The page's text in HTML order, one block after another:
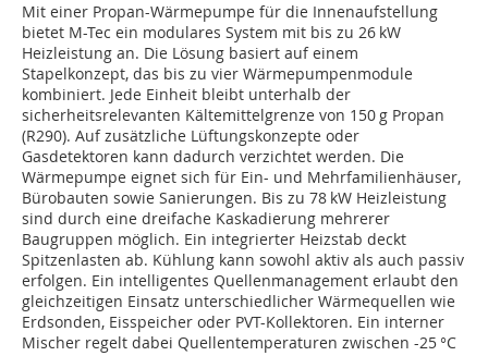
Mit einer Propan-Wärmepumpe für die Innenaufstellung
bietet ­M-Tec ein modulares System mit bis zu 26 kW
Heizleistung an. Die Lösung basiert auf einem
Stapelkonzept, das bis zu vier ­Wärmepumpenmodule
kombiniert. Jede Einheit bleibt unterhalb der
sicherheitsrelevanten Kältemittelgrenze von 150 g Propan
(R290). Auf zusätzliche Lüftungskonzepte oder
Gasdetektoren kann dadurch verzichtet werden. Die
Wärmepumpe eignet sich für Ein- und Mehrfamilienhäuser,
Bürobauten sowie Sanierungen. Bis zu 78 kW Heizleistung
sind durch eine dreifache Kaskadierung mehrerer
Baugruppen möglich. Ein integrierter Heizstab deckt
Spitzenlasten ab. Kühlung kann sowohl aktiv als auch passiv
erfolgen. Ein intelligentes Quellenmanagement erlaubt den
gleichzeitigen Einsatz unterschiedlicher Wärmequellen wie
Erdsonden, Eisspeicher oder PVT-Kollektoren. Ein interner
Mischer regelt dabei Quellentemperaturen zwischen -25 °C